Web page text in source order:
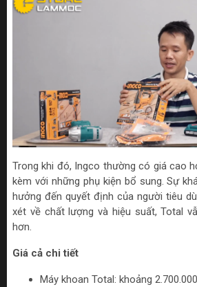
Trong khi đó, Ingco thường có giá cao
kèm với những phụ kiện bổ sung. Sự
hưởng đến quyết định của người tiêu
xét về chất lượng và hiệu suất, Total
hơn.
Giá cả chi tiết
Máy khoan Total: khoảng